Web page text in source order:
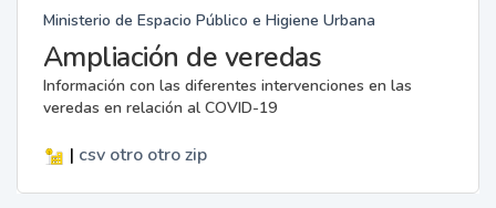
Ministerio de Espacio Público e Higiene Urbana
Ampliación de veredas
Información con las diferentes intervenciones en las
veredas en relación al COVID-19
| csv otro otro zip